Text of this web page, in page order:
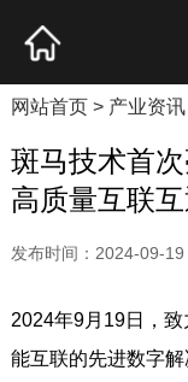
网站首页> 产业资讯
斑马技术首
高质量互联
发布时间：2024-09-
2024年9月19日，
能互联的先进数字